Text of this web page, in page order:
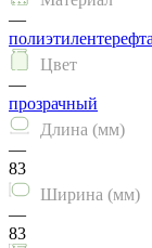
—
Цвет
—
прозрачный
Длина (мм)
—
83
Ширина (мм)
—
83